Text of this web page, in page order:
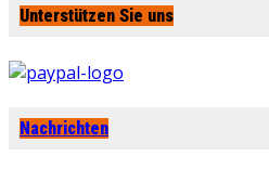
Unterstützen Sie uns
Nachrichten